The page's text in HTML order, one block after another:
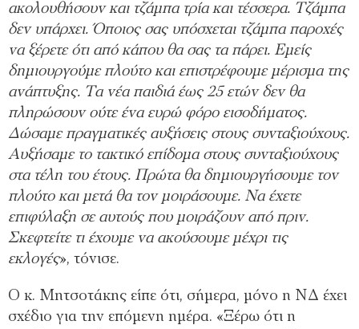
ακολουθήσουν και τζάμπα τρία και τέσσερα. Τζάμπα
δεν υπάρχει. Όποιος σας υπόσχεται τζάμπα παροχές
να ξέρετε ότι από κάπου θα σας τα πάρει. Εμείς
δημιουργούμε πλούτο και επιστρέφουμε μέρισμα της
ανάπτυξης. Τα νέα παιδιά έως 25 ετών δεν θα
πληρώσουν ούτε ένα ευρώ φόρο εισοδήματος.
Δώσαμε πραγματικές αυξήσεις στους συνταξιούχους.
Αυξήσαμε το τακτικό επίδομα στους συνταξιούχους
στα τέλη του έτους. Πρώτα θα δημιουργήσουμε τον
πλούτο και μετά θα τον μοιράσουμε. Να έχετε
επιφύλαξη σε αυτούς που μοιράζουν από πριν.
Σκεφτείτε τι έχουμε να ακούσουμε μέχρι τις
εκλογές», τόνισε.
Ο κ. Μητσοτάκης είπε ότι, σήμερα, μόνο η ΝΔ έχει
σχέδιο για την επόμενη ημέρα. «Ξέρω ότι η